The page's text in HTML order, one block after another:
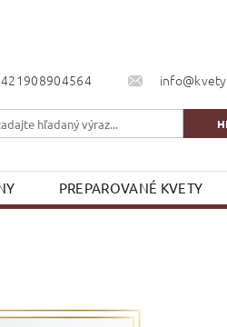
PREPAROVANÉ KVETY